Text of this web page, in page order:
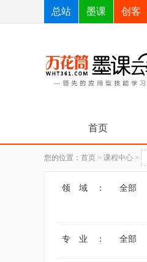
总站 墨课 创客
首页
您的位置： 首页 > 课程中心 >
领 域 ： 全部
专 业 ： 全部